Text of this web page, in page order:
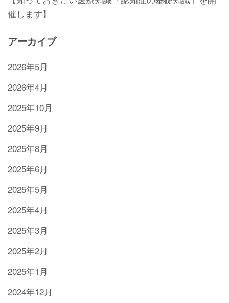
催します】
アーカイブ
2026年5月
2026年4月
2025年10月
2025年9月
2025年8月
2025年6月
2025年5月
2025年4月
2025年3月
2025年2月
2025年1月
2024年12月